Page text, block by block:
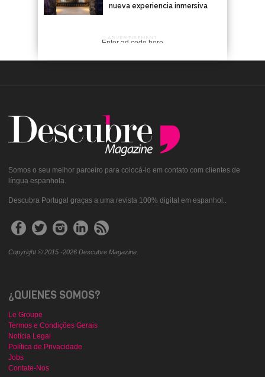
nueva experiencia inmersiva
ADVERTISEMENT
Enter ad code here
Somos o seu melhor parceiro para colocá-lo em contato com clientes de
língua espanhola.
Descubra Portugal graças a uma revista 100% digital em espanhol..
Copyright © 2015 -2026 Descubre Magazine.
¿QUIENES SOMOS?
Le Groupe
Termos e Condições Gerais
Notícia Legal
Política de Privacidade
Jobs
Contate-Nos